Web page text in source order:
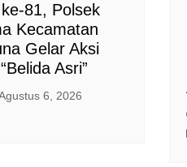
81, Polsek
Kecamatan
Gelar Aksi
Asri”
6, 2026